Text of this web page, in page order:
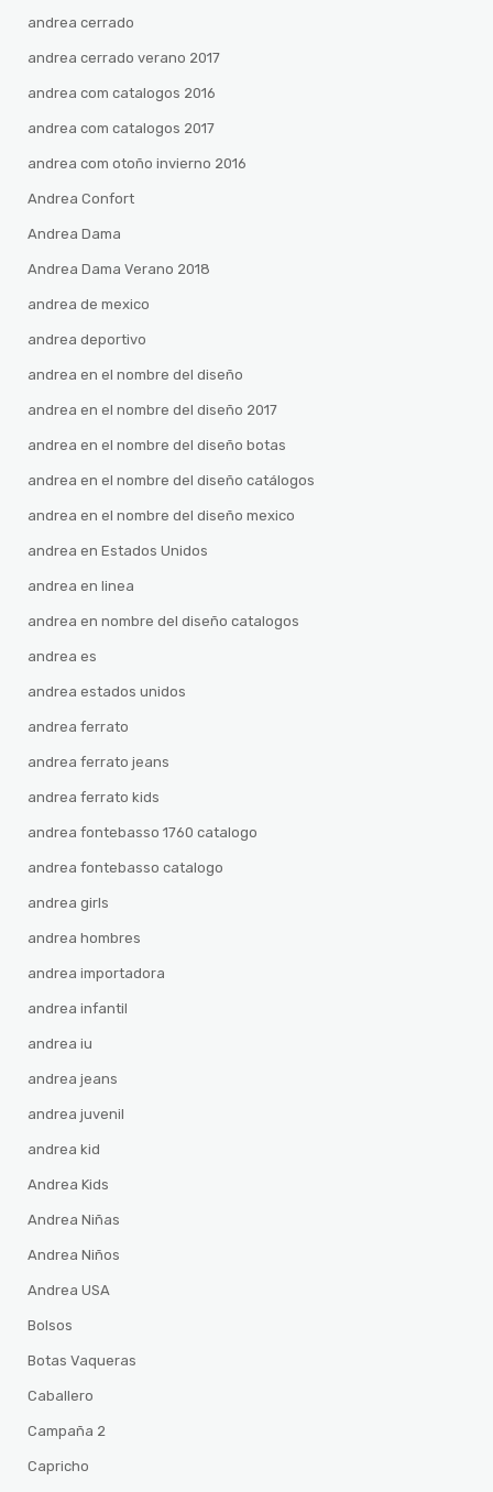
andrea cerrado
andrea cerrado verano 2017
andrea com catalogos 2016
andrea com catalogos 2017
andrea com otoño invierno 2016
Andrea Confort
Andrea Dama
Andrea Dama Verano 2018
andrea de mexico
andrea deportivo
andrea en el nombre del diseño
andrea en el nombre del diseño 2017
andrea en el nombre del diseño botas
andrea en el nombre del diseño catálogos
andrea en el nombre del diseño mexico
andrea en Estados Unidos
andrea en linea
andrea en nombre del diseño catalogos
andrea es
andrea estados unidos
andrea ferrato
andrea ferrato jeans
andrea ferrato kids
andrea fontebasso 1760 catalogo
andrea fontebasso catalogo
andrea girls
andrea hombres
andrea importadora
andrea infantil
andrea iu
andrea jeans
andrea juvenil
andrea kid
Andrea Kids
Andrea Niñas
Andrea Niños
Andrea USA
Bolsos
Botas Vaqueras
Caballero
Campaña 2
Capricho